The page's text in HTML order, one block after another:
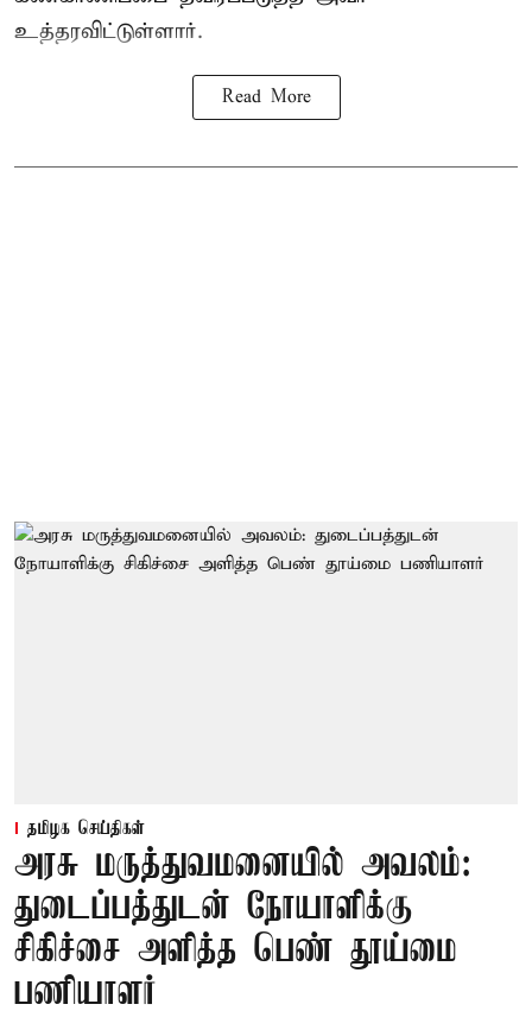
உத்தரவிட்டுள்ளார்.
Read More
தமிழக செய்திகள்
அரசு மருத்துவமனையில் அவலம்:
துடைப்பத்துடன் நோயாளிக்கு
சிகிச்சை அளித்த பெண் தூய்மை
பணியாளர்